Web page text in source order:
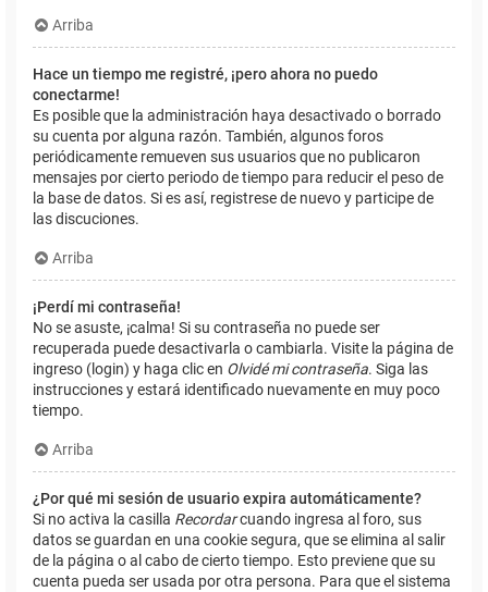
Arriba
Hace un tiempo me registré, ¡pero ahora no puedo
conectarme!
Es posible que la administración haya desactivado o borrado
su cuenta por alguna razón. También, algunos foros
periódicamente remueven sus usuarios que no publicaron
mensajes por cierto periodo de tiempo para reducir el peso de
la base de datos. Si es así, registrese de nuevo y participe de
las discuciones.
Arriba
¡Perdí mi contraseña!
No se asuste, ¡calma! Si su contraseña no puede ser
recuperada puede desactivarla o cambiarla. Visite la página de
ingreso (login) y haga clic en Olvidé mi contraseña. Siga las
instrucciones y estará identificado nuevamente en muy poco
tiempo.
Arriba
¿Por qué mi sesión de usuario expira automáticamente?
Si no activa la casilla Recordarcuando ingresa al foro, sus
datos se guardan en una cookie segura, que se elimina al salir
de la página o al cabo de cierto tiempo. Esto previene que su
cuenta pueda ser usada por otra persona. Para que el sistema